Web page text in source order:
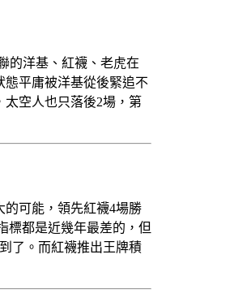
的洋基、紅襪、老虎在
態平庸被洋基從後緊追不
空人也只落後2場，第
的可能，領先紅襪4場勝
標都是近幾年最差的，但
了。而紅襪推出王牌積